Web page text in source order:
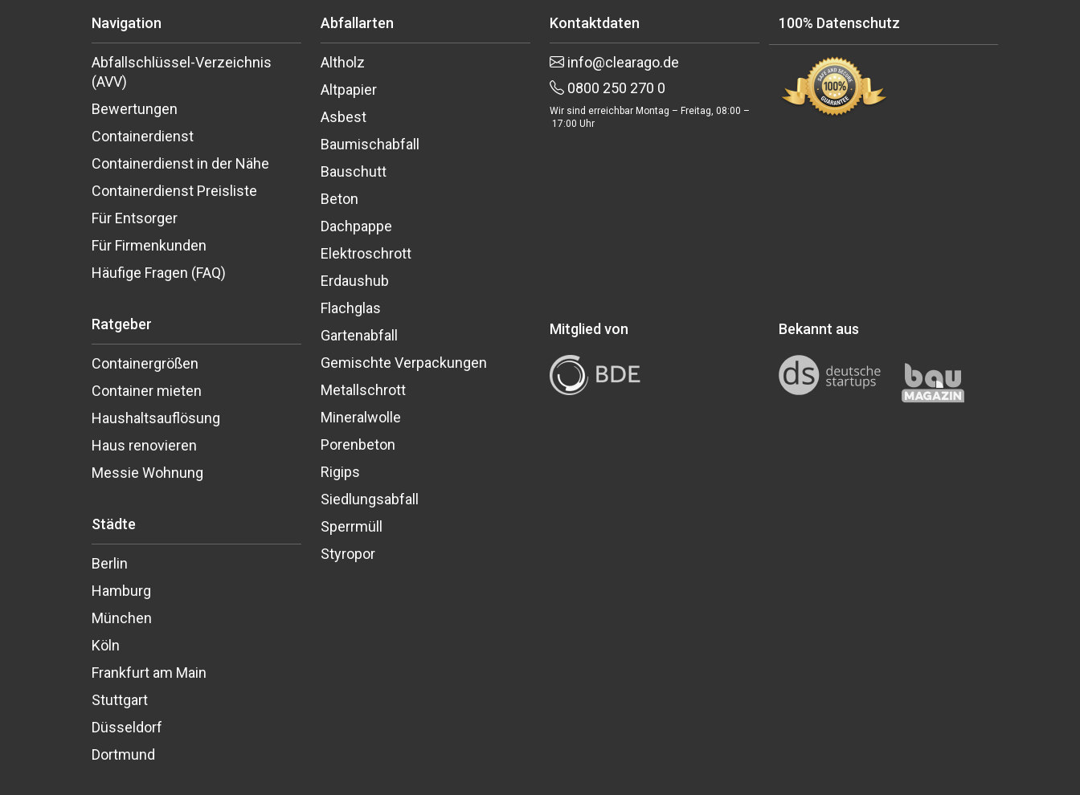
Navigation
Abfallschlüssel-Verzeichnis
(AVV)
Bewertungen
Containerdienst
Containerdienst in der Nähe
Containerdienst Preisliste
Für Entsorger
Für Firmenkunden
Häufige Fragen (FAQ)
Ratgeber
Containergrößen
Container mieten
Haushaltsauflösung
Haus renovieren
Messie Wohnung
Städte
Berlin
Hamburg
München
Köln
Frankfurt am Main
Stuttgart
Düsseldorf
Dortmund
Abfallarten
Altholz
Altpapier
Asbest
Baumischabfall
Bauschutt
Beton
Dachpappe
Elektroschrott
Erdaushub
Flachglas
Gartenabfall
Gemischte Verpackungen
Metallschrott
Mineralwolle
Porenbeton
Rigips
Siedlungsabfall
Sperrmüll
Styropor
Kontaktdaten
info@clearago.de
0800 250 270 0
Wir sind erreichbar Montag – Freitag, 08:00 –
17:00 Uhr
100% Datenschutz
Mitglied von Bekannt aus